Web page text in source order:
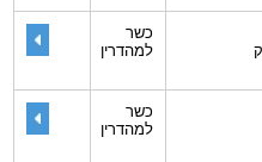
כשר
למהדרין
כשר
למהדרין